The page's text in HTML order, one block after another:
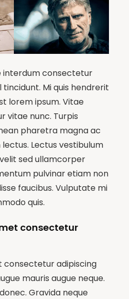
interdum consectetur
tincidunt. Mi quis hendrerit
lorem ipsum. Vitae
vitae nunc. Turpis
pharetra magna ac
Lectus vestibulum
sed ullamcorper
pulvinar etiam non
faucibus. Vulputate mi
quis.
consectetur
consectetur adipiscing
mauris augue neque.
Gravida neque